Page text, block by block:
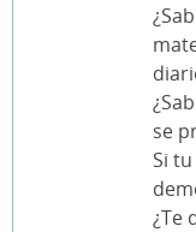
se
Si
¿Te